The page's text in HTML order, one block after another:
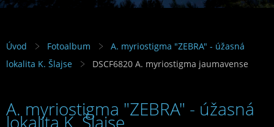
Úvod Fotoalbum
A. myriostigma "ZEBRA" - úžasná
lokalita K. Šlajse
DSCF6820 A. myriostigma jaumavense
A. myriostigma "ZEBRA" - úžasná
lokalita K. Šlajse